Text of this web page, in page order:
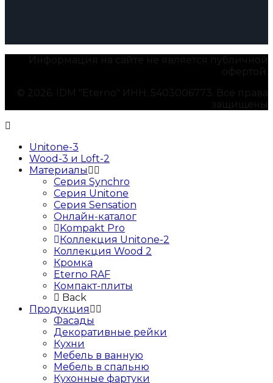
Информация на сайте не является публичной
офертой.
© 2026. IDM "Eterno" ИНН: 5403006773. Все права
защищены
Unitone-3
Wood-3 и Loft-2
Материалы
Серия Synchro
Серия Unitone
Серия Sensation
Онлайн-каталог
Kompakt Pro
Коллекция Unitone-2
Коллекция Wood 2
Кромка
Eterno RAF
Компакт-плиты
Back
Продукция
Фасады
Декоративные рейки
Кухни
Мебель в ванную
Мебель в спальню
Кухонные фартуки